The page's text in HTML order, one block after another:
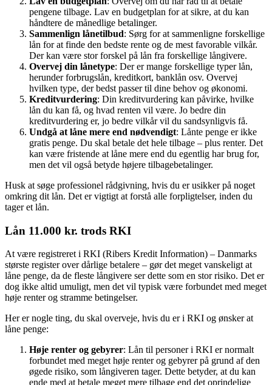
pengene tilbage. Lav en budgetplan for at sikre, at du kan
håndtere de månedlige betalinger.
Sammenlign lånetilbud: Sørg for at sammenligne forskellige
lån for at finde den bedste rente og de mest favorable vilkår.
Der kan være stor forskel på lån fra forskellige långivere.
Overvej din lånetype: Der er mange forskellige typer lån,
herunder forbrugslån, kreditkort, banklån osv. Overvej
hvilken type, der bedst passer til dine behov og økonomi.
Kreditvurdering: Din kreditvurdering kan påvirke, hvilke
lån du kan få, og hvad renten vil være. Jo bedre din
kreditvurdering er, jo bedre vilkår vil du sandsynligvis få.
Undgå at låne mere end nødvendigt: Lånte penge er ikke
gratis penge. Du skal betale det hele tilbage – plus renter. Det
kan være fristende at låne mere end du egentlig har brug for,
men det vil også betyde højere tilbagebetalinger.
Husk at søge professionel rådgivning, hvis du er usikker på noget
omkring dit lån. Det er vigtigt at forstå alle forpligtelser, inden du
tager et lån.
Lån 11.000 kr. trods RKI
At være registreret i RKI (Ribers Kredit Information) – Danmarks
største register over dårlige betalere – gør det meget vanskeligt at
låne penge, da de fleste långivere ser dette som en stor risiko. Det er
dog ikke altid umuligt, men det vil typisk være forbundet med meget
høje renter og stramme betingelser.
Her er nogle ting, du skal overveje, hvis du er i RKI og ønsker at
låne penge:
Høje renter og gebyrer: Lån til personer i RKI er normalt
forbundet med meget høje renter og gebyrer på grund af den
øgede risiko, som långiveren tager. Dette betyder, at du kan
ende med at betale meget mere tilbage end det oprindelige